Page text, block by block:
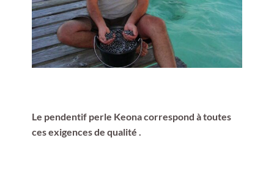
Le pendentif perle Keona correspond à toutes
ces exigences de qualité .